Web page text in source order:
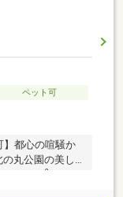
ペット可
】都心の喧騒か
丸公園の美し
107m
2